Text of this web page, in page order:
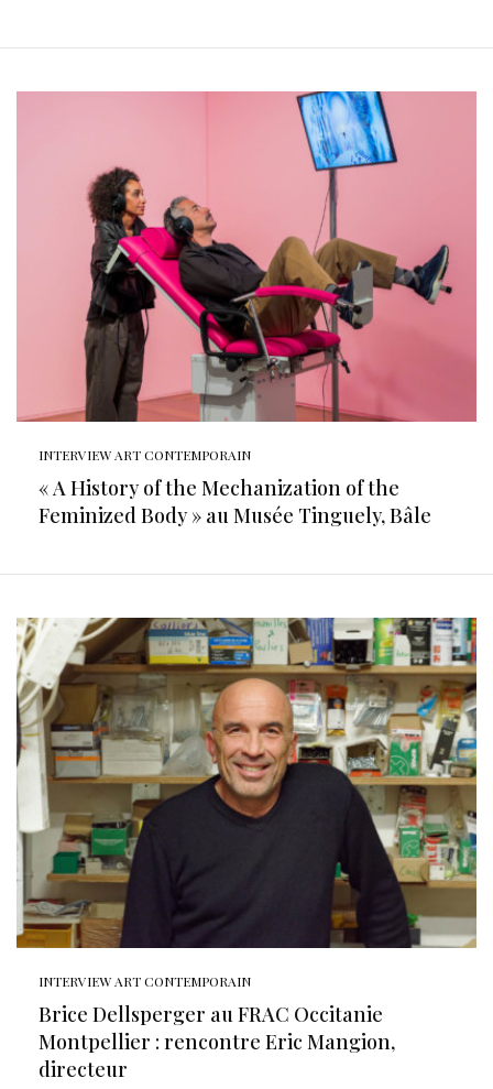
INTERVIEW ART CONTEMPORAIN
« A History of the Mechanization of the
Feminized Body » au Musée Tinguely, Bâle
INTERVIEW ART CONTEMPORAIN
Brice Dellsperger au FRAC Occitanie
Montpellier : rencontre Eric Mangion,
directeur